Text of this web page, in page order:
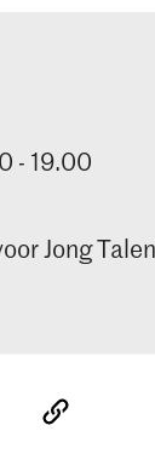
- 19.00
Jong